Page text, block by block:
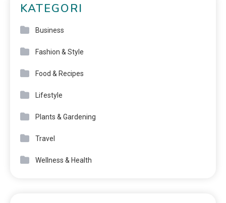
KATEGORI
Business
Fashion & Style
Food & Recipes
Lifestyle
Plants & Gardening
Travel
Wellness & Health